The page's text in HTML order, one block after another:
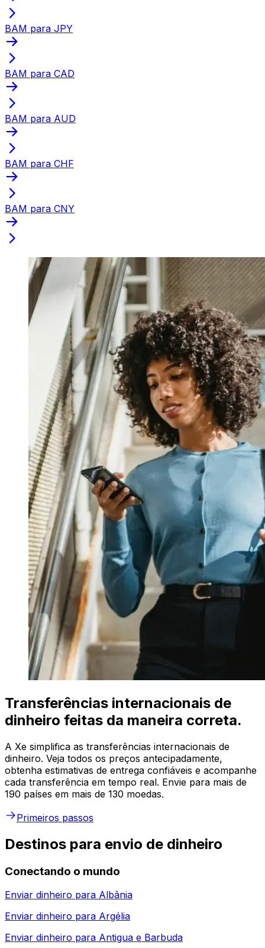
BAM para JPY
BAM para CAD
BAM para AUD
BAM para CHF
BAM para CNY
Transferências internacionais de
dinheiro feitas da maneira correta.
A Xe simplifica as transferências internacionais de
dinheiro. Veja todos os preços antecipadamente,
obtenha estimativas de entrega confiáveis e acompanhe
cada transferência em tempo real. Envie para mais de
190 países em mais de 130 moedas.
Primeiros passos
Destinos para envio de dinheiro
Conectando o mundo
Enviar dinheiro para Albânia
Enviar dinheiro para Argélia
Enviar dinheiro para Antigua e Barbuda